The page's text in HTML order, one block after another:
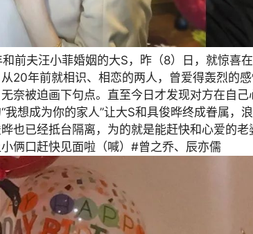
前夫汪小菲婚姻的大S，昨（8）日，就惊喜
20年前就相识、相恋的两人，曾爱得轰烈的
奈被迫画下句点。直至今日才发现对方在自
我想成为你的家人”让大S和具俊晔终成眷属，
也已经抵台隔离，为的就是能赶快和心爱的
俩口赶快见面啦（喊）#曾之乔、辰亦儒